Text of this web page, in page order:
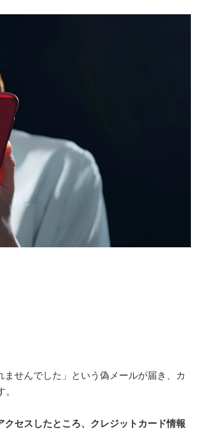
せんでした」という偽メールが届き、カ
セスしたところ、クレジットカード情報